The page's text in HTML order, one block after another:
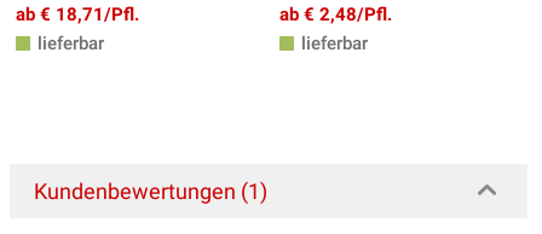
ab € 18,71/Pfl.
lieferbar
ab € 2,48/Pfl.
lieferbar
Kundenbewertungen (1)